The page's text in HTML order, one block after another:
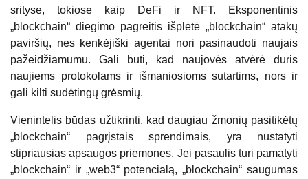
srityse, tokiose kaip DeFi ir NFT. Eksponentinis
„blockchain“ diegimo pagreitis išplėtė „blockchain“ atakų
paviršių, nes kenkėjiški agentai nori pasinaudoti naujais
pažeidžiamumu. Gali būti, kad naujovės atvėrė duris
naujiems protokolams ir išmaniosioms sutartims, nors ir
gali kilti sudėtingų grėsmių.
Vienintelis būdas užtikrinti, kad daugiau žmonių pasitikėtų
„blockchain“ pagrįstais sprendimais, yra nustatyti
stipriausias apsaugos priemones. Jei pasaulis turi pamatyti
„blockchain“ ir „web3“ potencialą, „blockchain“ saugumas